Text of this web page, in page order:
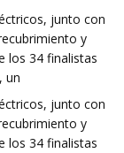
junto con
y
los 34 finalistas
un
junto con
y
los 34 finalistas